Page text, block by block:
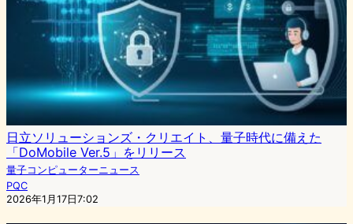
日立ソリューションズ・クリエイト、量子時代に備えた
「DoMobile Ver.5」をリリース
量子コンピューターニュース
PQC
2026年1月17日7:02